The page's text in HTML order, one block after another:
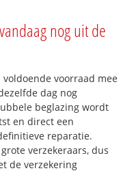
nog uit de
voorraad mee
dag nog
beglazing wordt
en direct een
reparatie.
verzekeraars, dus
de verzekering